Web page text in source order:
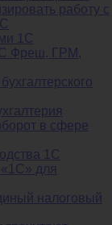
работу с
1С
Фреш, ГРМ,
в сфере
1C
для
налоговый